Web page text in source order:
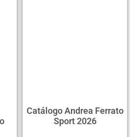
Catálogo Andrea Ferrato
Sport 2026